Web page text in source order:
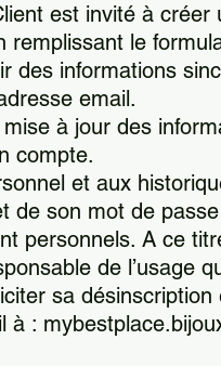
est invité à créer
remplissant le
des informations
email.
à jour des
compte.
et aux
de son mot de
personnels. A ce
de l’usage
sa
à :